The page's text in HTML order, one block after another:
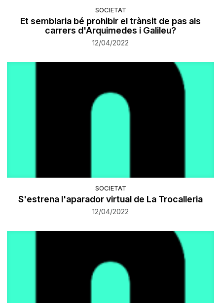
SOCIETAT
Et semblaria bé prohibir el trànsit de pas als
carrers d'Arquimedes i Galileu?
12/04/2022
SOCIETAT
S'estrena l'aparador virtual de La Trocalleria
12/04/2022